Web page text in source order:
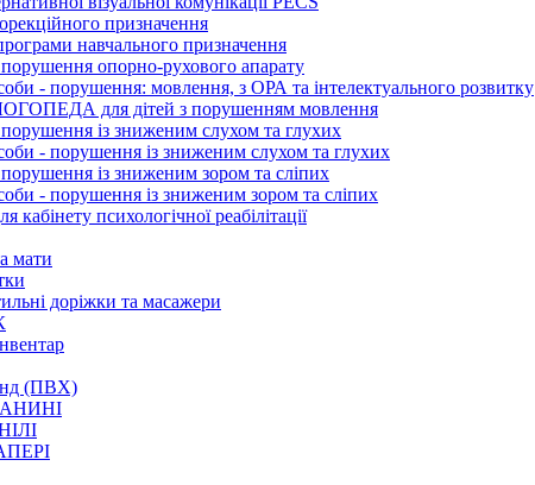
призначення
навчального призначення
опорно-рухового апарату
- порушення: мовлення, з ОРА та інтелектуального розвитку
для дітей з порушенням мовлення
із зниженим слухом та глухих
- порушення із зниженим слухом та глухих
із зниженим зором та сліпих
- порушення із зниженим зором та сліпих
психологічної реабілітації
мати
доріжки та масажери
(ПВХ)